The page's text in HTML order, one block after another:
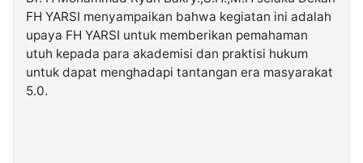
FH YARSI menyampaikan bahwa kegiatan ini adalah
upaya FH YARSI untuk memberikan pemahaman
utuh kepada para akademisi dan praktisi hukum
untuk dapat menghadapi tantangan era masyarakat
5.0.